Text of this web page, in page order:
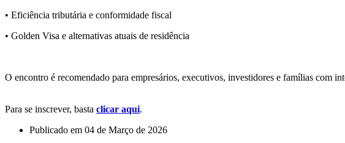
• Eficiência tributária e conformidade fiscal
• Golden Visa e alternativas atuais de residência
O encontro é recomendado para empresários, executivos, investidores e famílias com
Para se inscrever, basta clicar aqui.
Publicado em 04 de Março de 2026